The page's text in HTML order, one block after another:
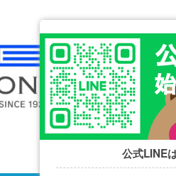
公式LINE